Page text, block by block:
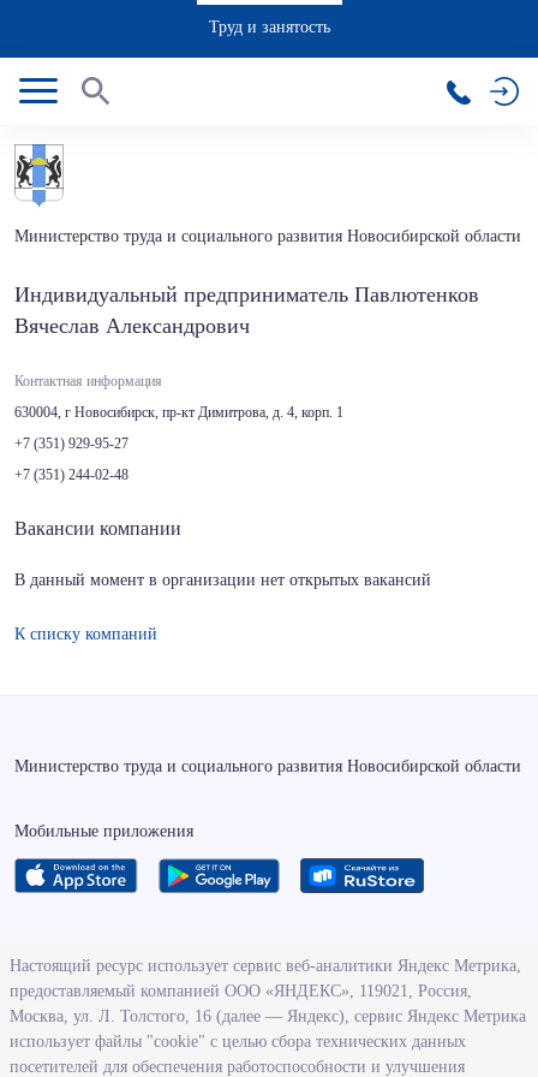
Труд и занятость
Министерство труда и социального развития Новосибирской области
Индивидуальный предприниматель Павлютенков
Вячеслав Александрович
Контактная информация
630004, г Новосибирск, пр-кт Димитрова, д. 4, корп. 1
+7 (351) 929-95-27
+7 (351) 244-02-48
Вакансии компании
В данный момент в организации нет открытых вакансий
К списку компаний
Министерство труда и социального развития Новосибирской области
Мобильные приложения
О ведомстве
Деятельность министерства труда и социального развития
Новосибирской области
Контрольно-надзорная деятельность министерства
Настоящий ресурс использует сервис веб-аналитики Яндекс Метрика,
предоставляемый компанией ООО «ЯНДЕКС», 119021, Россия,
Москва, ул. Л. Толстого, 16 (далее — Яндекс), сервис Яндекс Метрика
использует файлы "cookie" с целью сбора технических данных
посетителей для обеспечения работоспособности и улучшения